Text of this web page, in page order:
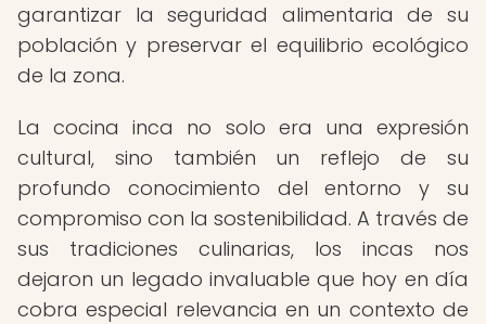
garantizar la seguridad alimentaria de su
población y preservar el equilibrio ecológico
de la zona.
La cocina inca no solo era una expresión
cultural, sino también un reflejo de su
profundo conocimiento del entorno y su
compromiso con la sostenibilidad. A través de
sus tradiciones culinarias, los incas nos
dejaron un legado invaluable que hoy en día
cobra especial relevancia en un contexto de